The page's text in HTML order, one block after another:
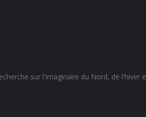
sur l'imaginaire du Nord, de l'hiver